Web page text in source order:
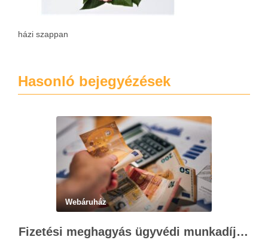
házi szappan
Hasonló bejegyézések
Webáruház
Fizetési meghagyás ügyvédi munkadíja: teljes költségvetési útmutató